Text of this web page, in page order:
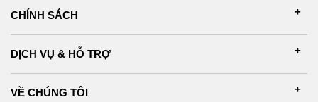
CHÍNH SÁCH
DỊCH VỤ & HỖ TRỢ
VỀ CHÚNG TÔI